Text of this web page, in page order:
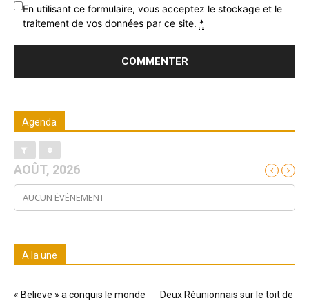
En utilisant ce formulaire, vous acceptez le stockage et le
traitement de vos données par ce site. *
Agenda
AOÛT, 2026
AUCUN ÉVÉNEMENT
A la une
« Believe » a conquis le monde
Deux Réunionnais sur le toit de